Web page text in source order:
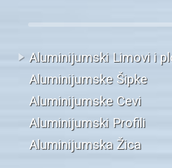
Aluminijumski Limovi i
Aluminijumske Šipke
Aluminijumske Cevi
Aluminijumski Profili
Aluminijumska Žica